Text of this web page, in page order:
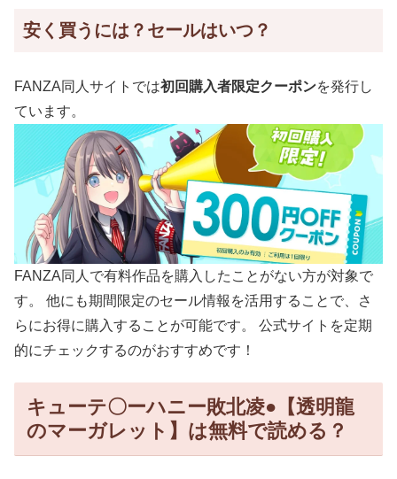
安く買うには？セールはいつ？
FANZA同人サイトでは初回購入者限定クーポンを発行し
ています。
FANZA同人で有料作品を購入したことがない方が対象で
す。
他にも期間限定のセール情報を活用することで、
さ
らにお得に購入することが可能です。
公式サイトを定期
的にチェックするのがおすすめです！
キューテ〇ーハニー敗北凌●【透明龍
のマーガレット】は無料で読める？